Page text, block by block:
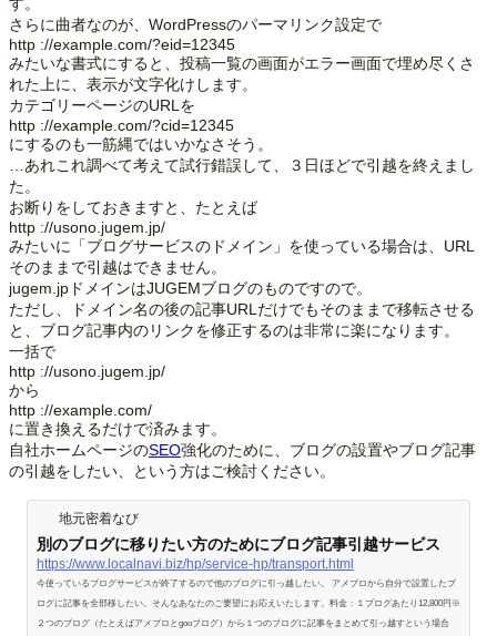
す。
さらに曲者なのが、WordPressのパーマリンク設定で
http ://example.com/?eid=12345
みたいな書式にすると、投稿一覧の画面がエラー画面で埋め尽くさ
れた上に、表示が文字化けします。
カテゴリーページのURLを
http ://example.com/?cid=12345
にするのも一筋縄ではいかなさそう。
…あれこれ調べて考えて試行錯誤して、３日ほどで引越を終えまし
た。
お断りをしておきますと、たとえば
http ://usono.jugem.jp/
みたいに「ブログサービスのドメイン」を使っている場合は、URL
そのままで引越はできません。
jugem.jpドメインはJUGEMブログのものですので。
ただし、ドメイン名の後の記事URLだけでもそのままで移転させる
と、ブログ記事内のリンクを修正するのは非常に楽になります。
一括で
http ://usono.jugem.jp/
から
http ://example.com/
に置き換えるだけで済みます。
自社ホームページのSEO強化のために、ブログの設置やブログ記事
の引越をしたい、という方はご検討ください。
地元密着なび
別のブログに移りたい方のためにブログ記事引越サービス
https://www.localnavi.biz/hp/service-hp/transport.html
今使っているブログサービスが終了するので他のブログに引っ越したい。 アメブロから自分で設置したブ
ログに記事を全部移したい。そんなあなたのご要望にお応えいたします。料金：１ブログあたり12,800円※
２つのブログ（たとえばアメブロとgooブログ）から１つのブログに記事をまとめて引っ越すという場合